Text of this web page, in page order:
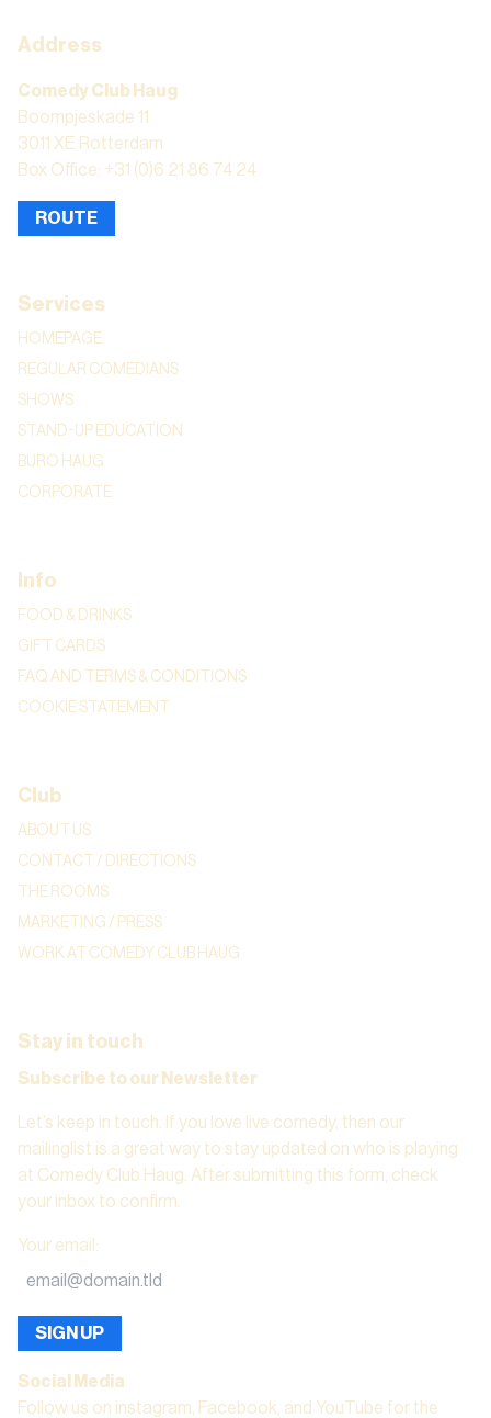
Address
Comedy Club Haug
Boompjeskade 11
3011 XE Rotterdam
Box Office: +31 (0)6 21 86 74 24
ROUTE
Services
HOMEPAGE
REGULAR COMEDIANS
SHOWS
STAND-UP EDUCATION
BURO HAUG
CORPORATE
Info
FOOD & DRINKS
GIFT CARDS
FAQ AND TERMS & CONDITIONS
COOKIE STATEMENT
Club
ABOUT US
CONTACT / DIRECTIONS
THE ROOMS
MARKETING / PRESS
WORK AT COMEDY CLUB HAUG
Stay in touch
Subscribe to our Newsletter
Let’s keep in touch. If you love live comedy, then our
mailinglist is a great way to stay updated on who is playing
at Comedy Club Haug. After submitting this form, check
your inbox to confirm.
Your email :
SIGN UP
Social Media
Follow us on instagram, Facebook, and YouTube for the